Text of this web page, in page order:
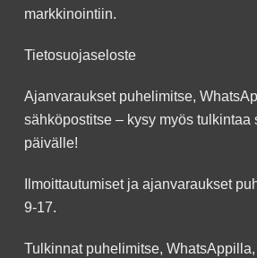
markkinointiin.
Tietosuojaseloste
Ajanvaraukset puhelimitse,
sähköpostitse – kysy myös tulkintaa
päivälle!
Ilmoittautumiset ja ajanvaraukset
9-17.
Tulkinnat puhelimitse,